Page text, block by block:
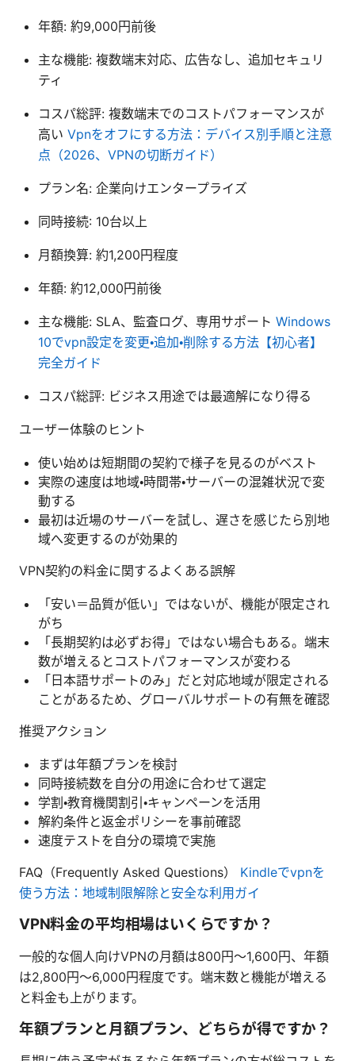
年額: 約9,000円前後
主な機能: 複数端末対応、広告なし、追加セキュリ
ティ
コスパ総評: 複数端末でのコストパフォーマンスが
高い Vpnをオフにする方法：デバイス別手順と注意
点（2026、VPNの切断ガイド）
プラン名: 企業向けエンタープライズ
同時接続: 10台以上
月額換算: 約1,200円程度
年額: 約12,000円前後
主な機能: SLA、監査ログ、専用サポート Windows
10でvpn設定を変更・追加・削除する方法【初心者】
完全ガイド
コスパ総評: ビジネス用途では最適解になり得る
ユーザー体験のヒント
使い始めは短期間の契約で様子を見るのがベスト
実際の速度は地域・時間帯・サーバーの混雑状況で変
動する
最初は近場のサーバーを試し、遅さを感じたら別地
域へ変更するのが効果的
VPN契約の料金に関するよくある誤解
「安い＝品質が低い」ではないが、機能が限定され
がち
「長期契約は必ずお得」ではない場合もある。端末
数が増えるとコストパフォーマンスが変わる
「日本語サポートのみ」だと対応地域が限定される
ことがあるため、グローバルサポートの有無を確認
推奨アクション
まずは年額プランを検討
同時接続数を自分の用途に合わせて選定
学割・教育機関割引・キャンペーンを活用
解約条件と返金ポリシーを事前確認
速度テストを自分の環境で実施
FAQ（Frequently Asked Questions） Kindleでvpnを
使う方法：地域制限解除と安全な利用ガイ
VPN料金の平均相場はいくらですか？
一般的な個人向けVPNの月額は800円〜1,600円、年額
は2,800円〜6,000円程度です。端末数と機能が増える
と料金も上がります。
年額プランと月額プラン、どちらが得ですか？